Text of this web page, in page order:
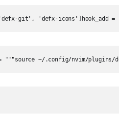
git', 'defx-icons']hook_add
"""source ~/.config/nvim/